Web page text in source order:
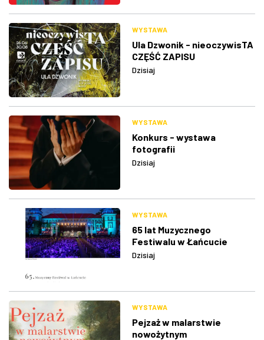
WYSTAWA
Ula Dzwonik - nieoczywisTA
CZĘŚĆ ZAPISU
Dzisiaj
WYSTAWA
Konkurs - wystawa
fotografii
Dzisiaj
WYSTAWA
65 lat Muzycznego
Festiwalu w Łańcucie
Dzisiaj
WYSTAWA
Pejzaż w malarstwie
nowożytnym